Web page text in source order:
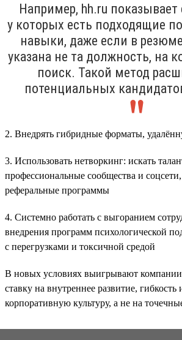
Например, hh.ru показывает
у которых есть подходящие
навыки, даже если в
указана не та должность, на
поиск. Такой метод
потенциальных
2. Внедрять гибридные форматы,
3. Использовать нетворкинг: искать
профессиональные сообщества и соцсети,
реферальные программы
4. Системно работать с выгоранием
внедрения программ психологической
с перегрузками и токсичной средой
В новых условиях выигрывают
ставку на внутреннее развитие,
корпоративную культуру, а не на